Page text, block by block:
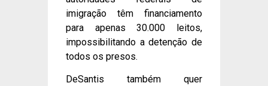
imigração têm financiamento
para apenas 30.000 leitos,
impossibilitando a detenção de
todos os presos.
DeSantis também quer